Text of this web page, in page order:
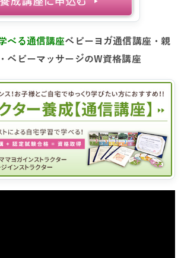
べる通信講座ベビーヨガ通信講座・親
ベビーマッサージのW資格講座